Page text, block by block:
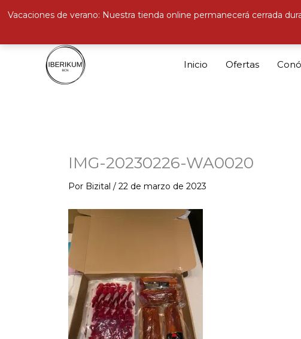
Vacaciones de verano: Nuestra tienda online permanecerá cerrada
Inicio Ofertas
IMG-20230226-WA0020
Por Bizital / 22 de marzo de 2023